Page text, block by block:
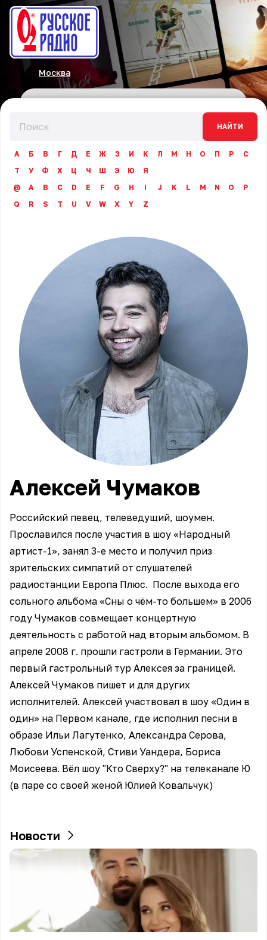
Москва
НАЙТИ
А Б В Г Д Е Ж З И К Л М Н О П Р
С
Т
У Ф Х Ц Ч Ш Э Ю
Я
@
A B C D E F G H I J K L M N O
P
Q
R S T U V W X Y Z
Алексей Чумаков
Российский певец, телеведущий, шоумен.
Прославился после участия в шоу «Народный
артист-1», занял 3-е место и получил приз
зрительских симпатий от слушателей
радиостанции Европа Плюс. После выхода его
сольного альбома «Сны о чём-то большем» в 2006
году Чумаков совмещает концертную
деятельность с работой над вторым альбомом. В
апреле 2008 г. прошли гастроли в Германии. Это
первый гастрольный тур Алексея за границей.
Алексей Чумаков пишет и для других
исполнителей. Алексей участвовал в шоу «Один в
один» на Первом канале, где исполнил песни в
образе Ильи Лагутенко, Александра Серова,
Любови Успенской, Стиви Уандера, Бориса
Моисеева. Вёл шоу "Кто Сверху?" на телеканале Ю
(в паре со своей женой Юлией Ковальчук)
Новости